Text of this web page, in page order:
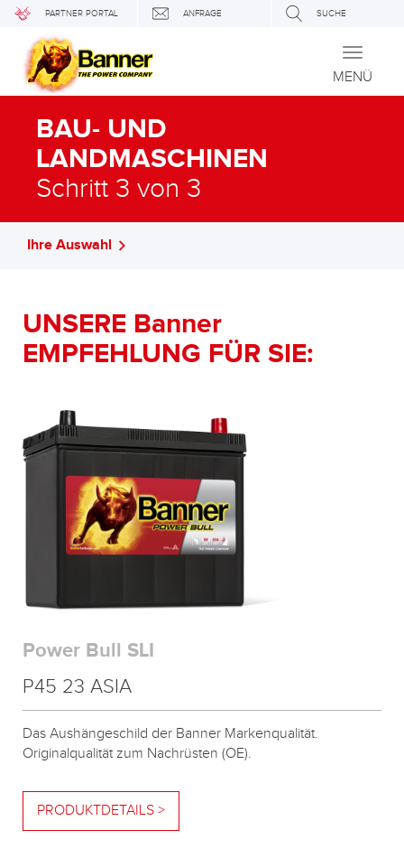
PARTNER PORTAL ANFRAGE SUCHE
Toggle
MENÜ
BAU- UND
LANDMASCHINEN
Schritt 3 von 3
Ihre Auswahl
UNSERE Banner
EMPFEHLUNG FÜR SIE:
Power Bull SLI
P45 23 ASIA
Das Aushängeschild der Banner Markenqualität.
Originalqualität zum Nachrüsten (OE).
PRODUKTDETAILS >